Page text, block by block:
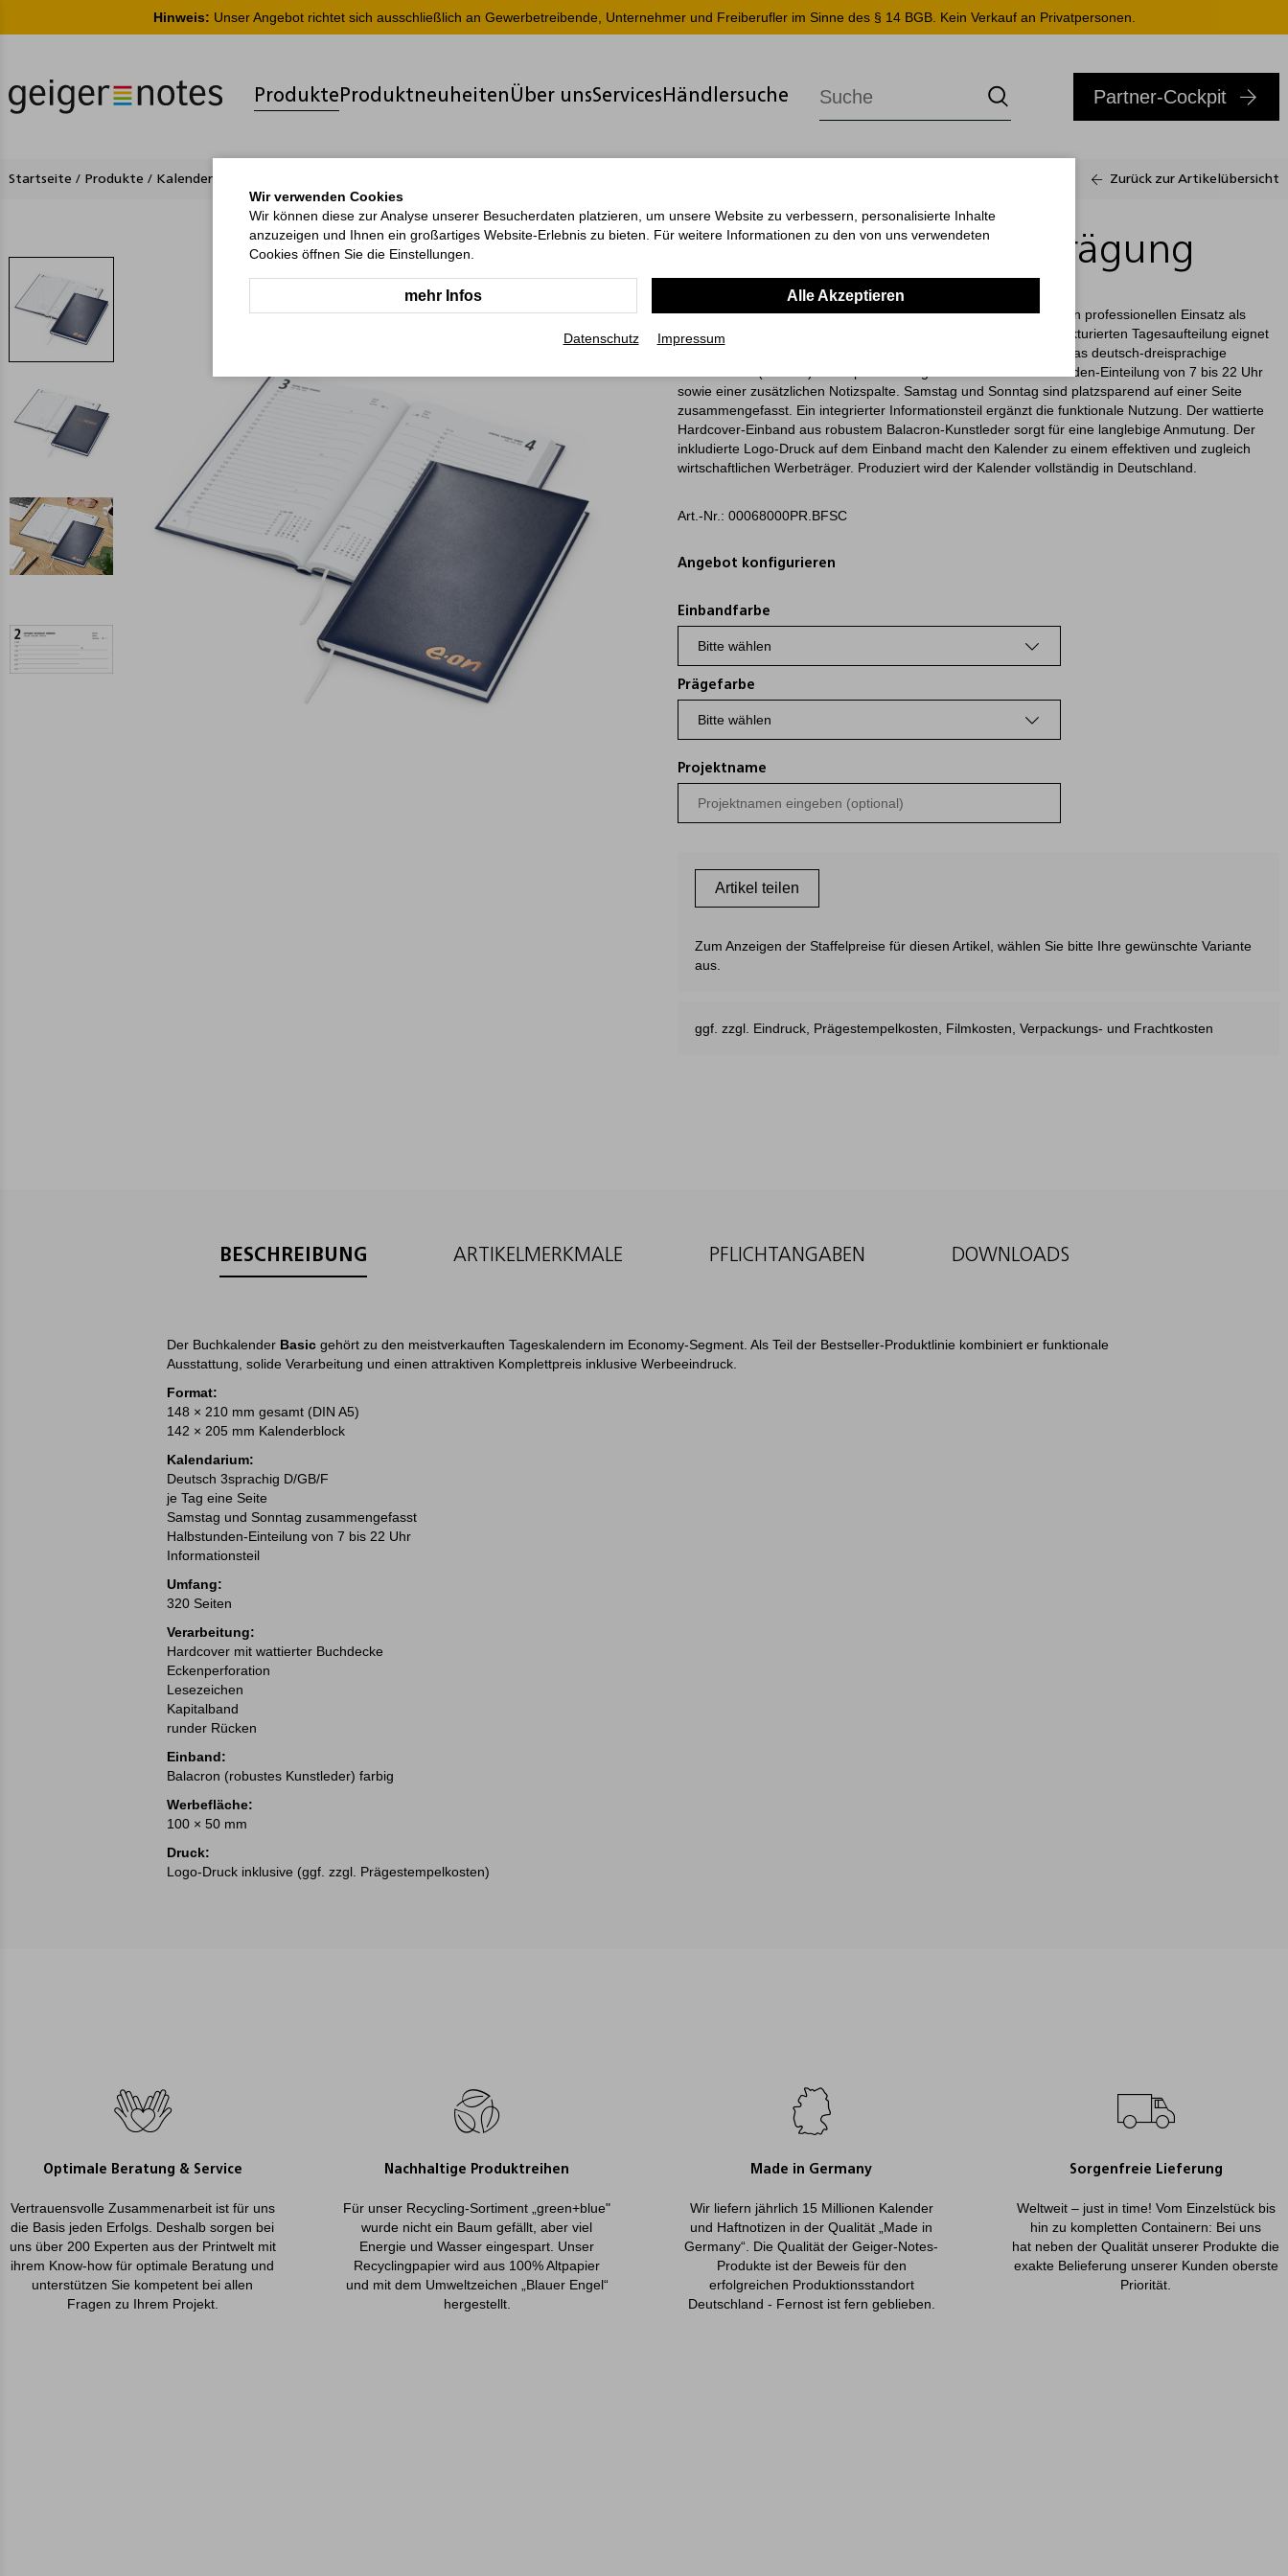
Hinweis: Unser Angebot richtet sich ausschließlich an Gewerbetreibende, Unternehmer und Freiberufler im Sinne des § 14 BGB. Kein Verkauf an Privatpersonen.
ProdukteProduktneuheiten Über unsServicesHändlersuche Partner-Cockpit
Startseite / Produkte / Kalender Zurück zur Artikelübersicht
Basic Bestseller inkl. Prägung
Der Tageskalender Basic ist ein bewährtes Einstiegsmodell für den professionellen Einsatz als
Werbeartikel. Mit seinem kompakten A5-Format und der klar strukturierten Tagesaufteilung eignet
er sich für den täglichen Gebrauch im Büro- und Arbeitsumfeld. Das deutsch-dreisprachige
Kalendarium (D/GB/F) bietet pro Werktag eine Seite mit Halbstunden-Einteilung von 7 bis 22 Uhr
sowie einer zusätzlichen Notizspalte. Samstag und Sonntag sind platzsparend auf einer Seite
zusammengefasst. Ein integrierter Informationsteil ergänzt die funktionale Nutzung. Der wattierte
Hardcover-Einband aus robustem Balacron-Kunstleder sorgt für eine langlebige Anmutung. Der
inkludierte Logo-Druck auf dem Einband macht den Kalender zu einem effektiven und zugleich
wirtschaftlichen Werbeträger. Produziert wird der Kalender vollständig in Deutschland.
Art.-Nr.: 00068000PR.BFSC
Angebot konfigurieren
Einbandfarbe
Prägefarbe
Projektname
Artikel teilen
Zum Anzeigen der Staffelpreise für diesen Artikel, wählen Sie bitte Ihre gewünschte Variante
aus.
ggf. zzgl. Eindruck, Prägestempelkosten, Filmkosten, Verpackungs- und Frachtkosten
BESCHREIBUNG ARTIKELMERKMALE PFLICHTANGABEN DOWNLOADS
Der Buchkalender Basic gehört zu den meistverkauften Tageskalendern im Economy-Segment. Als Teil der Bestseller-Produktlinie kombiniert er funktionale
Ausstattung, solide Verarbeitung und einen attraktiven Komplettpreis inklusive Werbeeindruck.
Format:
148 × 210 mm gesamt (DIN A5)
142 × 205 mm Kalenderblock
Kalendarium:
Deutsch 3sprachig D/GB/F
je Tag eine Seite
Samstag und Sonntag zusammengefasst
Halbstunden-Einteilung von 7 bis 22 Uhr
Informationsteil
Umfang:
320 Seiten
Verarbeitung:
Hardcover mit wattierter Buchdecke
Eckenperforation
Lesezeichen
Kapitalband
runder Rücken
Einband:
Balacron (robustes Kunstleder) farbig
Werbefläche:
100 × 50 mm
Druck:
Logo-Druck inklusive (ggf. zzgl. Prägestempelkosten)
Optimale Beratung & Service
Vertrauensvolle Zusammenarbeit ist für uns
die Basis jeden Erfolgs. Deshalb sorgen bei
uns über 200 Experten aus der Printwelt mit
ihrem Know-how für optimale Beratung und
unterstützen Sie kompetent bei allen
Fragen zu Ihrem Projekt.
Nachhaltige Produktreihen
Für unser Recycling-Sortiment „green+blue"
wurde nicht ein Baum gefällt, aber viel
Energie und Wasser eingespart. Unser
Recyclingpapier wird aus 100% Altpapier
und mit dem Umweltzeichen „Blauer Engel“
hergestellt.
Made in Germany
Wir liefern jährlich 15 Millionen Kalender
und Haftnotizen in der Qualität „Made in
Germany“. Die Qualität der Geiger-Notes-
Produkte ist der Beweis für den
erfolgreichen Produktionsstandort
Deutschland - Fernost ist fern geblieben.
Sorgenfreie Lieferung
Weltweit – just in time! Vom Einzelstück bis
hin zu kompletten Containern: Bei uns
hat neben der Qualität unserer Produkte die
exakte Belieferung unserer Kunden oberste
Priorität.
Wir verwenden Cookies
Wir können diese zur Analyse unserer Besucherdaten platzieren, um unsere Website zu verbessern, personalisierte Inhalte
anzuzeigen und Ihnen ein großartiges Website-Erlebnis zu bieten. Für weitere Informationen zu den von uns verwendeten
Cookies öffnen Sie die Einstellungen.
mehr Infos Alle Akzeptieren
Datenschutz Impressum